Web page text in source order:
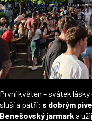
První květen – svátek
sluší a patří: s dobrým
Benešovský jarmark a